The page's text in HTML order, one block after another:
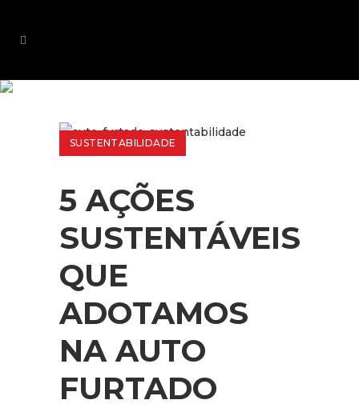
5 AÇÕES
SUSTENTÁVEIS
QUE
ADOTAMOS NA
AUTO
FURTADO
SUSTENTABILIDADE
5 AÇÕES
SUSTENTÁVEIS
QUE
ADOTAMOS
NA AUTO
FURTADO